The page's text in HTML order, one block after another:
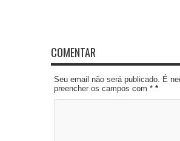
COMENTAR
Seu email não será publicado. É
preencher os campos com * *